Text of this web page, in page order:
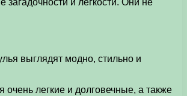
выглядят модно, стильно и
очень легкие и долговечные, а также